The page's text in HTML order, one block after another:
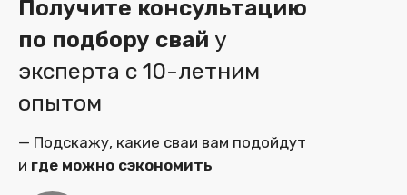
Получите консультацию
по подбору свай у
эксперта с 10-летним
опытом
— Подскажу, какие сваи вам подойдут
и где можно сэкономить